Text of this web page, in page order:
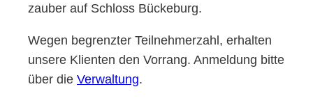
zau­ber auf Schloss Bückeburg.
Wegen begrenz­ter Teil­neh­mer­zahl, erhal­ten
unse­re Kli­en­ten den Vor­rang. Anmel­dung bit­te
über die Ver­wal­tung.